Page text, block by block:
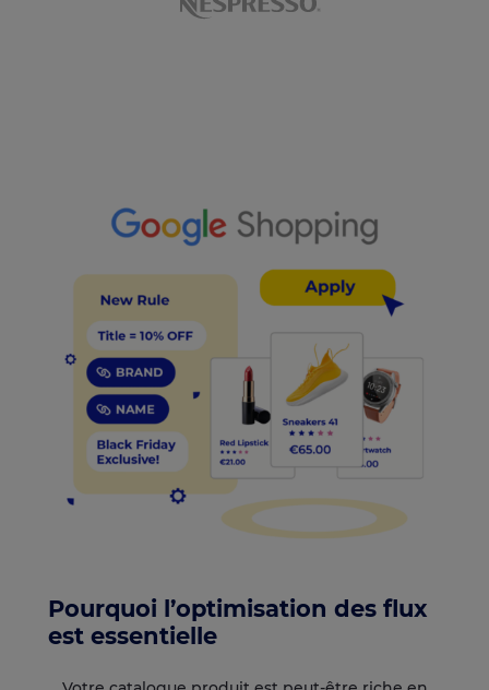
Pourquoi l’optimisation des flux
est essentielle